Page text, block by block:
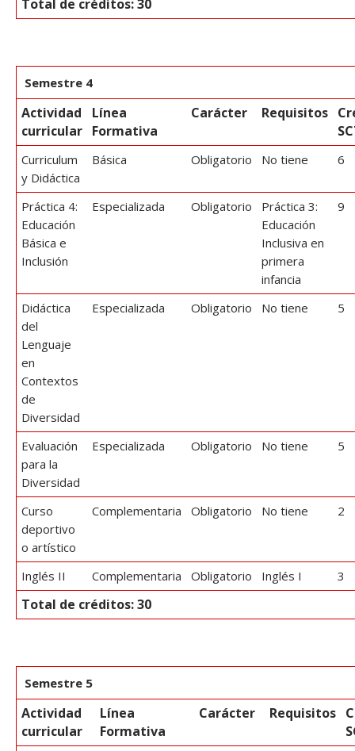
Total de créditos: 30
Semestre 4
Actividad
curricular
Línea
Formativa
Carácter Requisitos
Curriculum
y Didáctica
Básica Obligatorio No tiene 6
Práctica 4:
Educación
Básica e
Inclusión
Especializada Obligatorio
Práctica 3:
Educación
Inclusiva en
primera
infancia
9
Didáctica
del
Lenguaje
en
Contextos
de
Diversidad
Especializada Obligatorio No tiene 5
Evaluación
para la
Diversidad
Especializada Obligatorio No tiene 5
Curso
deportivo
o artístico
Complementaria Obligatorio No tiene 2
Inglés II Complementaria Obligatorio Inglés I 3
Total de créditos: 30
Semestre 5
Actividad
curricular
Línea
Formativa
Carácter Requisitos